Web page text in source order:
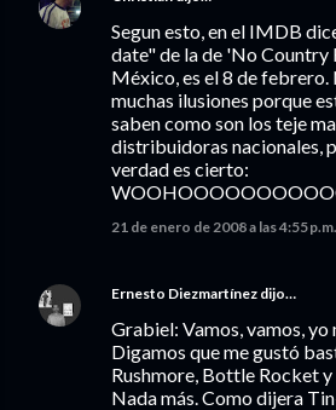
Segun esto, en el IMDB
date" de la de 'No Country
México, es el 8 de febrero.
muchas ilusiones porque
saben como son los teje
distribuidoras nacionales,
verdad es cierto:
21 de enero de 2008 a las 4:55 p.m.
Ernesto Diezmartínez dijo…
Grabiel: Vamos, vamos, yo
Digamos que me gustó
Rushmore, Bottle Rocket y
Nada más. Como dijera